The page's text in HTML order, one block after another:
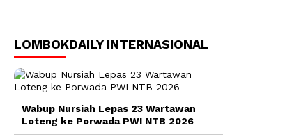
LOMBOKDAILY INTERNASIONAL
Wabup Nursiah Lepas 23 Wartawan
Loteng ke Porwada PWI NTB 2026